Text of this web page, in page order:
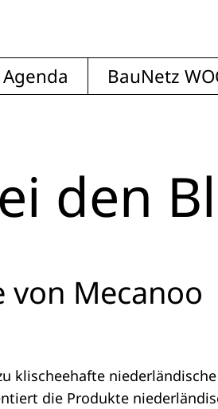
Agenda BauNetz
den
von Mecanoo
klischeehafte
die Produkte